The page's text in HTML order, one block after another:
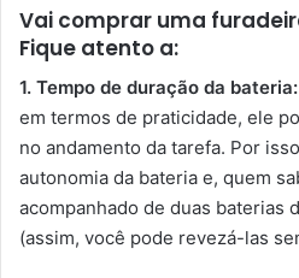
Vai comprar uma
Fique atento a:
1. Tempo de duração da bateria:
em termos de praticidade, ele
no andamento da tarefa. Por
autonomia da bateria e, quem
acompanhado de duas baterias
(assim, você pode revezá-las